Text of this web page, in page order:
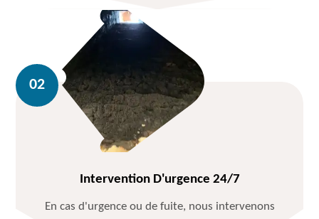
Intervention D'urgence 24/7
En cas d'urgence ou de fuite, nous intervenons